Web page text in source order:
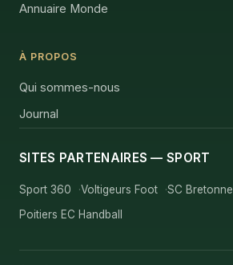
Annuaire Monde
À PROPOS
Qui sommes-nous
Journal
SITES PARTENAIRES — SPORT
Sport 360 Voltigeurs Foot
SC Bretonne
Poitiers EC Handball